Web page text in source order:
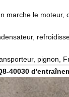
marche le moteur,
pignon,
40030